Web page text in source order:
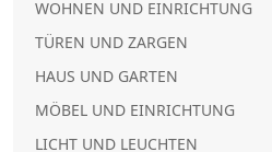
WOHNEN UND EINRICHTUNG
TÜREN UND ZARGEN
HAUS UND GARTEN
MÖBEL UND EINRICHTUNG
LICHT UND LEUCHTEN